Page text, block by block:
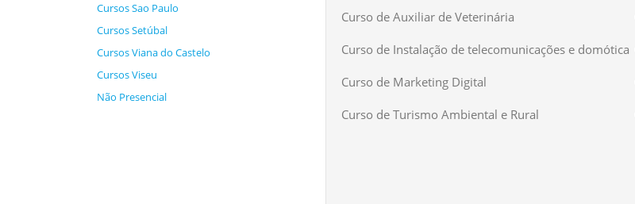
Cursos Sao Paulo
Cursos Setúbal
Cursos Viana do Castelo
Cursos Viseu
Não Presencial
Curso de Auxiliar de Veterinária
Curso de Instalação de telecomunicações e domótica
Curso de Marketing Digital
Curso de Turismo Ambiental e Rural